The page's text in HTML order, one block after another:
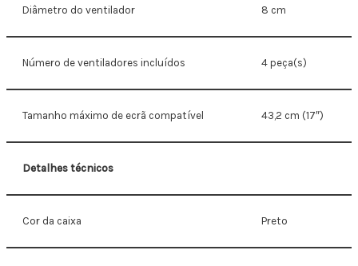
Diâmetro do ventilador 8 cm
Número de ventiladores incluídos 4 peça(s)
Tamanho máximo de ecrã compatível 43,2 cm (17″)
Detalhes técnicos
Cor da caixa Preto